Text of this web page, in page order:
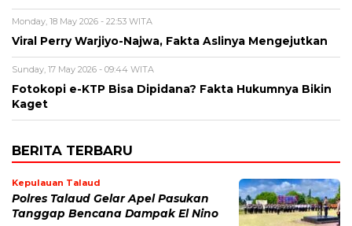
Monday, 18 May 2026 - 22:53 WITA
Viral Perry Warjiyo-Najwa, Fakta Aslinya Mengejutkan
Sunday, 17 May 2026 - 09:44 WITA
Fotokopi e-KTP Bisa Dipidana? Fakta Hukumnya Bikin
Kaget
BERITA TERBARU
Kepulauan Talaud
Polres Talaud Gelar Apel Pasukan
Tanggap Bencana Dampak El Nino